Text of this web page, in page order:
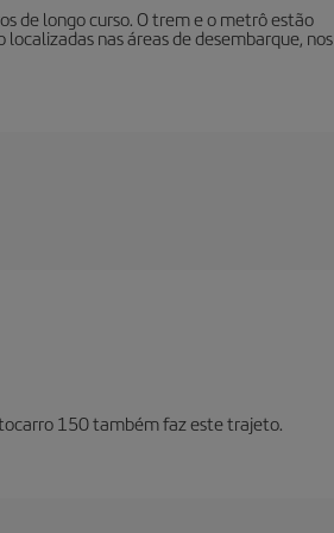
de longo curso. O trem e o metrô estão
nas áreas de desembarque, nos
150 também faz este trajeto.